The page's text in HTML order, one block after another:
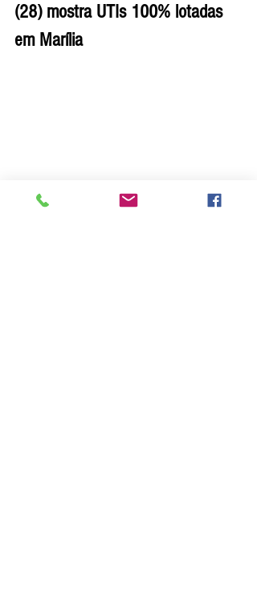
(28) mostra UTIs 100% lotadas
em Marília